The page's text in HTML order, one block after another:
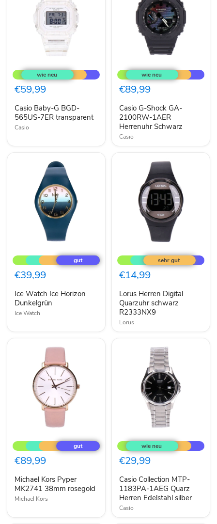
Baby-
G
BGD-
565US-
transparent
€59,99
Casio Baby-G BGD-
565US-7ER transparent
Casio
G-
Shock
GA-
2100RW-
Herrenuhr
Schwarz
€89,99
Casio G-Shock GA-
2100RW-1AER
Herrenuhr Schwarz
Casio
Watch
Ice
Horizon
Dunkelgrün
€39,99
Ice Watch Ice Horizon
Dunkelgrün
Ice Watch
Herren
Digital
Quarzuhr
schwarz
€14,99
Lorus Herren Digital
Quarzuhr schwarz
R2333NX9
Lorus
Kors
Pyper
MK2741
38mm
€89,99
Michael Kors Pyper
MK2741 38mm rosegold
Michael Kors
Collection
MTP-
1183PA-
1AEG
Herren
Edelstahl
silber
€29,99
Casio Collection MTP-
1183PA-1AEG Quarz
Herren Edelstahl silber
Casio